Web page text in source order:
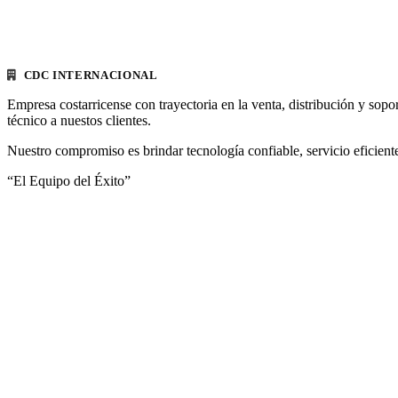
CDC INTERNACIONAL
Empresa costarricense con trayectoria en la venta, distribución y
técnico a nuestos clientes.
Nuestro compromiso es brindar tecnología confiable, servicio
“El Equipo del Éxito”